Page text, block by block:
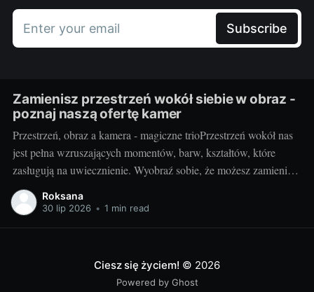
Enter your email Subscribe
Zamienisz przestrzeń wokół siebie w obraz -
poznaj naszą ofertę kamer
Przestrzeń, obraz a kamera - magiczne trioPrzestrzeń wokół nas
jest pełna wzruszających momentów, barw, kształtów, które
zasługują na uwiecznienie. Wyobraź sobie, że możesz zamienić
otaczający cię świat w jednym migawki w piękny,
niepowtarzalny obraz. Taką możliwość daje ci kamera.
Roksana
30 lip 2026 • 1 min read
Ciesz się życiem! © 2026
Powered by Ghost